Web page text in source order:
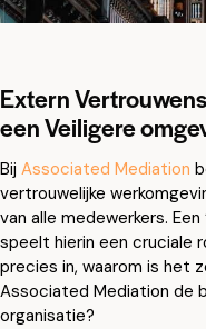
Extern
een Veiligere
Bij Associated Mediation
vertrouwelijke
van alle medewerkers.
speelt hierin een cruciale
precies in, waarom is het
Associated Mediation de
organisatie?